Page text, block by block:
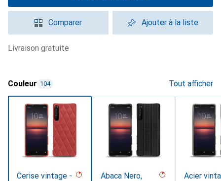
Comparer Ajouter à la liste
livraison gratuite
Couleur 104 Tout afficher
Cerise vintage -
Abaca Nero,
Acier